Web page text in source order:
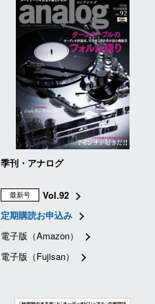
季刊・アナログ
最新号
Vol.92
定期購読お申込み
電子版（Amazon）
電子版（Fujisan）